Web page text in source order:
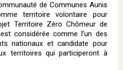
de Communes Aunis
territoire volontaire pour
Territoire Zéro Chômeur de
considérée comme l’un des
nationaux et candidate pour
territoires qui participeront à